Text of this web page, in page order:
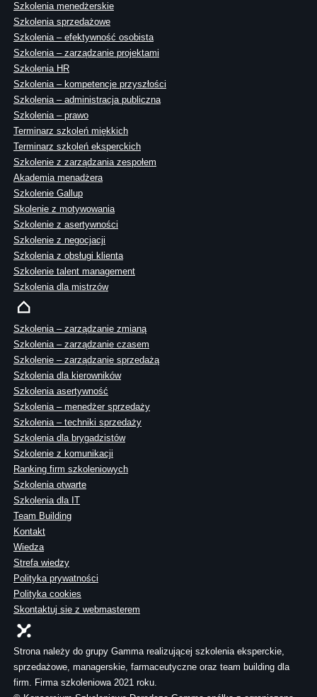
Szkolenia menedżerskie
Szkolenia sprzedażowe
Szkolenia – efektywność osobista
Szkolenia – zarządzanie projektami
Szkolenia HR
Szkolenia – kompetencje przyszłości
Szkolenia – administracja publiczna
Szkolenia – prawo
Terminarz szkoleń miękkich
Terminarz szkoleń eksperckich
Szkolenie z zarządzania zespołem
Akademia menadżera
Szkolenie Gallup
Skolenie z motywowania
Szkolenie z asertywności
Szkolenie z negocjacji
Szkolenia z obsługi klienta
Szkolenie talent management
Szkolenia dla mistrzów
Szkolenia – zarządzanie zmianą
Szkolenia – zarządzanie czasem
Szkolenie – zarządzanie sprzedażą
Szkolenia dla kierowników
Szkolenia asertywność
Szkolenia – menedżer sprzedaży
Szkolenia – techniki sprzedaży
Szkolenia dla brygadzistów
Szkolenie z komunikacji
Ranking firm szkoleniowych
Szkolenia otwarte
Szkolenia dla IT
Team Building
Kontakt
Wiedza
Strefa wiedzy
Polityka prywatności
Polityka cookies
Skontaktuj sie z webmasterem
Strona należy do grupy Gamma realizującej szkolenia eksperckie,
sprzedażowe, managerskie, farmaceutyczne oraz team building dla
firm. Firma szkoleniowa 2021 roku.